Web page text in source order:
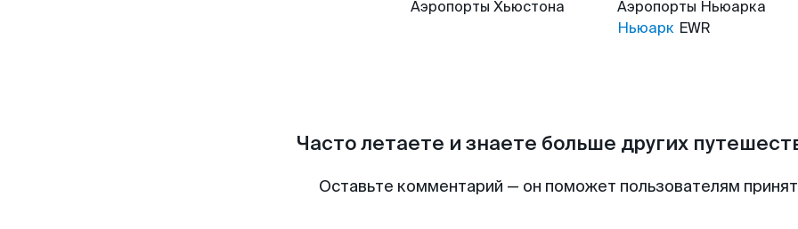
Аэропорты Хьюстона Аэропорты Ньюарка
Ньюарк EWR
Часто летаете и знаете больше других
Оставьте комментарий — он поможет пользователям